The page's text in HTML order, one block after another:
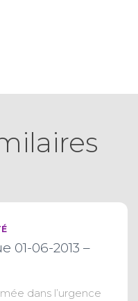
01-06-2013 –
dans l’urgence